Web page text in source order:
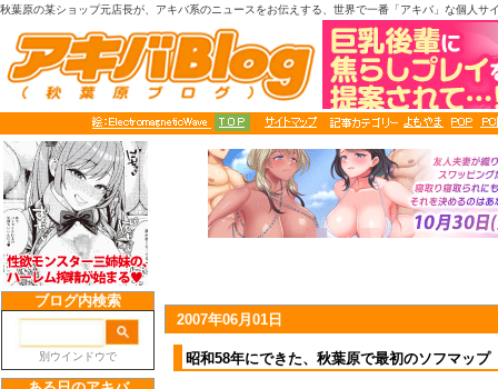
秋葉原の某ショップ元店長が、アキバ系のニュースをお伝えする、世界で一番「アキバ」な個人サ
2007年06月01日
昭和58年にできた、秋葉原で最初のソフマップ